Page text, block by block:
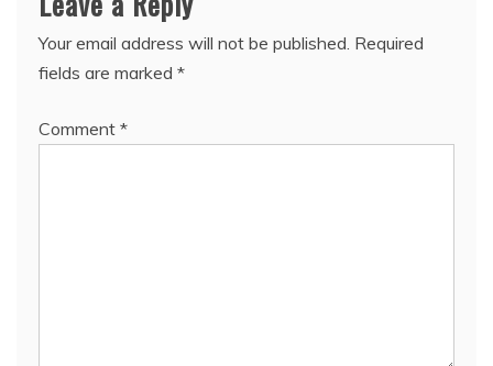
Your email address will not be published. Required
fields are marked *
Comment *